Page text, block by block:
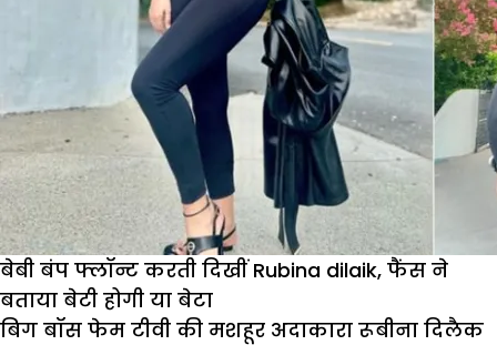
बेबी बंप फ्लॉन्ट करती दिखीं Rubina dilaik, फैंस ने
बताया बेटी होगी या बेटा
बिग बॉस फेम टीवी की मशहूर अदाकारा रूबीना दिलैक